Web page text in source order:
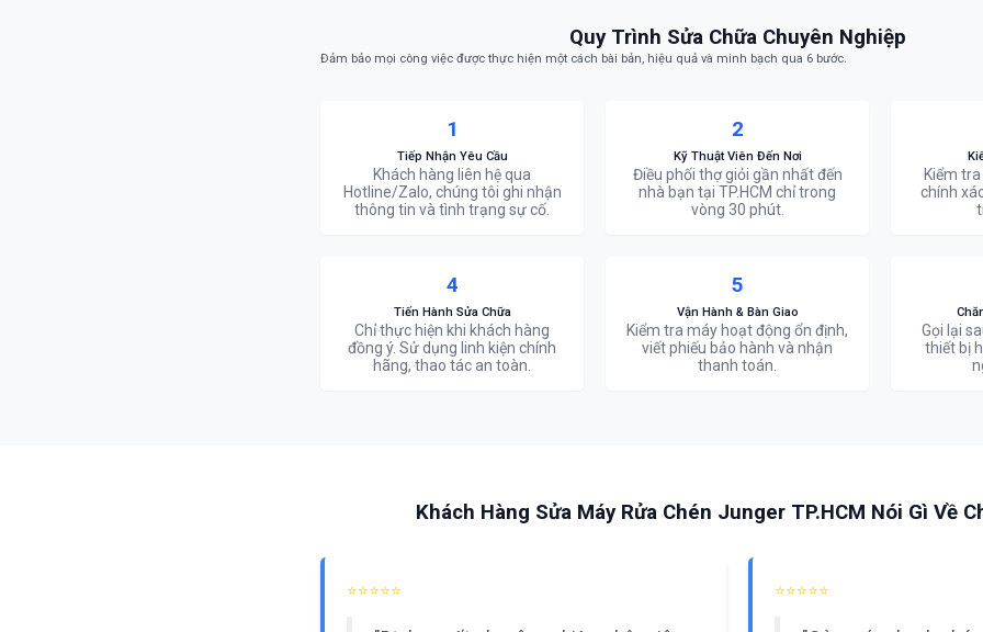
Quy Trình Sửa Chữa Chuyên Nghiệp
Đảm bảo mọi công việc được thực hiện một cách bài bản, hiệu quả và minh bạch qua 6 bước.
1
Tiếp Nhận Yêu Cầu
Khách hàng liên hệ qua
Hotline/Zalo, chúng tôi ghi nhận
thông tin và tình trạng sự cố.
2
Kỹ Thuật Viên Đến Nơi
Điều phối thợ giỏi gần nhất đến
nhà bạn tại TP.HCM chỉ trong
vòng 30 phút.
Kiểm
chính
4
Tiến Hành Sửa Chữa
Chỉ thực hiện khi khách hàng
đồng ý. Sử dụng linh kiện chính
hãng, thao tác an toàn.
5
Vận Hành & Bàn Giao
Kiểm tra máy hoạt động ổn định,
viết phiếu bảo hành và nhận
thanh toán.
Gọi lại
thiết bị
Khách Hàng Sửa Máy Rửa Chén Junger TP.HCM Nói Gì Về
⭐⭐⭐⭐⭐ ⭐⭐⭐⭐⭐